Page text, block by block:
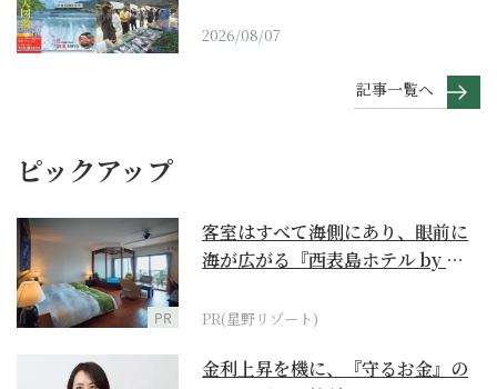
2026/08/07
記事一覧へ
ピックアップ
PR
客室はすべて海側にあり、眼前に
海が広がる『西表島ホテル by 星
PR(星野リゾート)
金利上昇を機に、『守るお金』の